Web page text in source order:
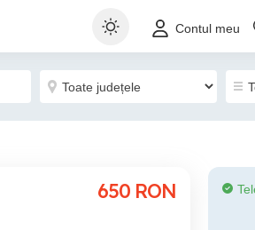
Contul meu
650 RON